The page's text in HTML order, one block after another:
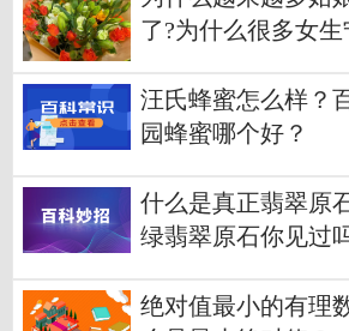
了?为什么很多女
汪氏蜂蜜怎么样？
园蜂蜜哪个好？
什么是真正翡翠原
绿翡翠原石你见过
绝对值最小的有理